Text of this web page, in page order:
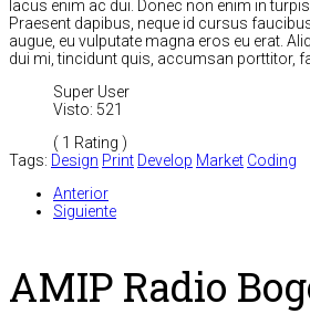
lacus enim ac dui. Donec non enim in
Praesent dapibus, neque id cursus
augue, eu vulputate magna eros eu erat.
dui mi, tincidunt quis, accumsan porttitor,
Super User
Visto: 521
( 1 Rating )
Tags: Design Print Develop Market Coding
Anterior
Siguiente
AMIP Radio